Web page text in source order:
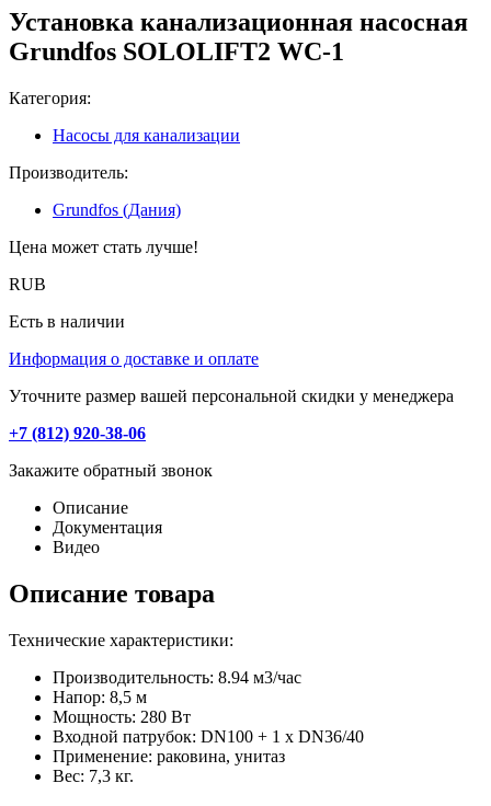
Установка канализационная насосная
Grundfos SOLOLIFT2 WC-1
Категория:
Насосы для канализации
Производитель:
Grundfos (Дания)
Цена может стать лучше!
RUB
Есть в наличии
Информация о доставке и оплате
Уточните размер вашей персональной скидки у менеджера
+7 (812) 920-38-06
Закажите обратный звонок
Описание
Документация
Видео
Описание товара
Технические характеристики:
Производительность: 8.94 м3/час
Напор: 8,5 м
Мощность: 280 Вт
Входной патрубок: DN100 + 1 x DN36/40
Применение: раковина, унитаз
Вес: 7,3 кг.